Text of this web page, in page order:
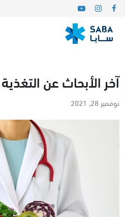
آخر الأبحاث عن التغذية 2021
نوفمبر 28, 2021